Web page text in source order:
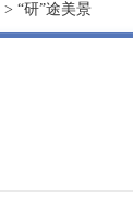
> “研”途美景